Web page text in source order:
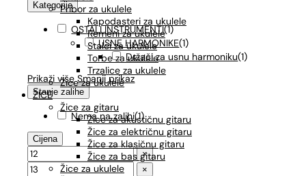
Pribor za ukulele
Kapodasteri za ukulele
Remeni za ukulele
Stalci za ukulele
Torbe za ukulele
Trzalice za ukulele
Žice za ukulele
ŽICE
Žice za gitaru
Žice za akustičnu gitaru
Žice za električnu gitaru
Žice za klasičnu gitaru
Žice za bas gitaru
Žice za ukulele
Kategorije
OSTALI INSTRUMENTI(1)
USNE HARMONIKE(1)
Držači za usnu harmoniku(1)
Prikaži više Smanji prikaz
Stanje zalihe
Nema na zalihi(1)
Cijena
×
×